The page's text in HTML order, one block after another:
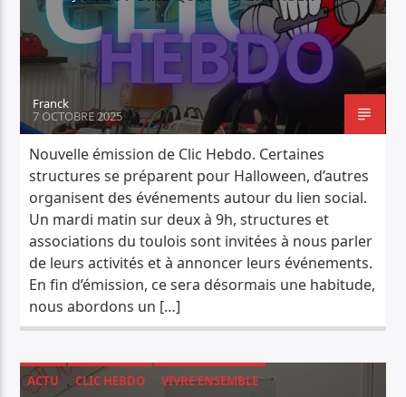
PISTE ACTUELLE
NANCY WEB TV
RADIO DÉCLIC
Radio Déclic
Franck
7 OCTOBRE 2025
Nouvelle émission de Clic Hebdo. Certaines
structures se préparent pour Halloween, d’autres
organisent des événements autour du lien social.
Un mardi matin sur deux à 9h, structures et
associations du toulois sont invitées à nous parler
de leurs activités et à annoncer leurs événements.
En fin d’émission, ce sera désormais une habitude,
nous abordons un […]
ACTU CLIC HEBDO VIVRE ENSEMBLE